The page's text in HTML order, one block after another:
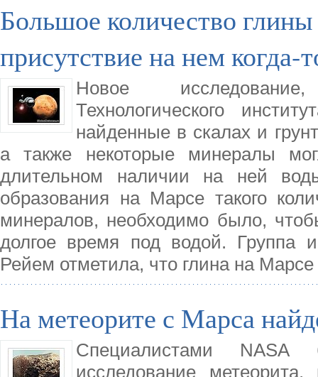
Большое количество
присутствие на нем когда-
Новое
Технологического
найденные в скалах и
а также некоторые минералы
длительном наличии на ней
образования на Марсе такого
минералов, необходимо было,
долгое время под водой. Группа
Рейем отметила, что глина на Марсе
На метеорите с Марса
Специалистами NASA
исследование